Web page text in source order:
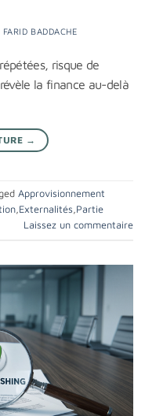
FARID BADDACHE
risque de
la finance au-delà
→
Approvisionnement
Externalités Partie
Laissez un commentaire